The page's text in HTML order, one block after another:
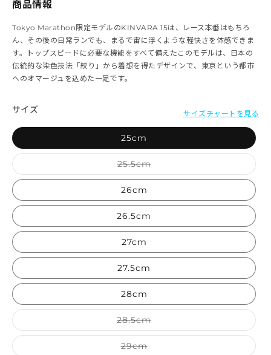
商品情報
Tokyo Marathon限定モデルのKINVARA 15は、レース本番はもちろ
ん、その後の日常ランでも、まるで宙に浮くような軽快さを体感できま
す。トップスピードに必要な機能をすべて備えたこのモデルは、日本の
伝統的な染色技法「絞り」から着想を得たデザインで、東京という都市
へのオマージュを込めた一足です。
サイズ サイズチャートを見る
25cm
25.5cmバリエーションは売り切れ
26cm
26.5cm
27cm
27.5cm
28cm
28.5cmバリエーションは売り切れ
29cmバリエーションは売り切れて